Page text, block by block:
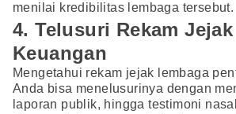
menilai kredibilitas lembaga tersebut.
4. Telusuri Rekam
Keuangan
Mengetahui rekam jejak lembaga
Anda bisa menelusurinya dengan
laporan publik, hingga testimoni